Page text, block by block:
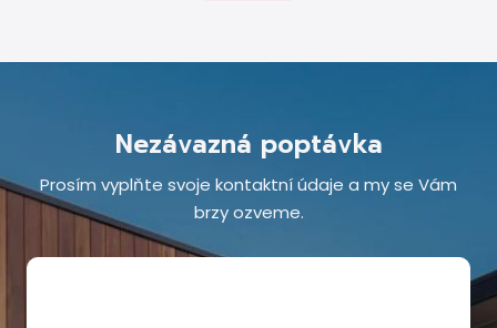
Nezávazná poptávka
Prosím vyplňte svoje kontaktní údaje a my se Vám
brzy ozveme.